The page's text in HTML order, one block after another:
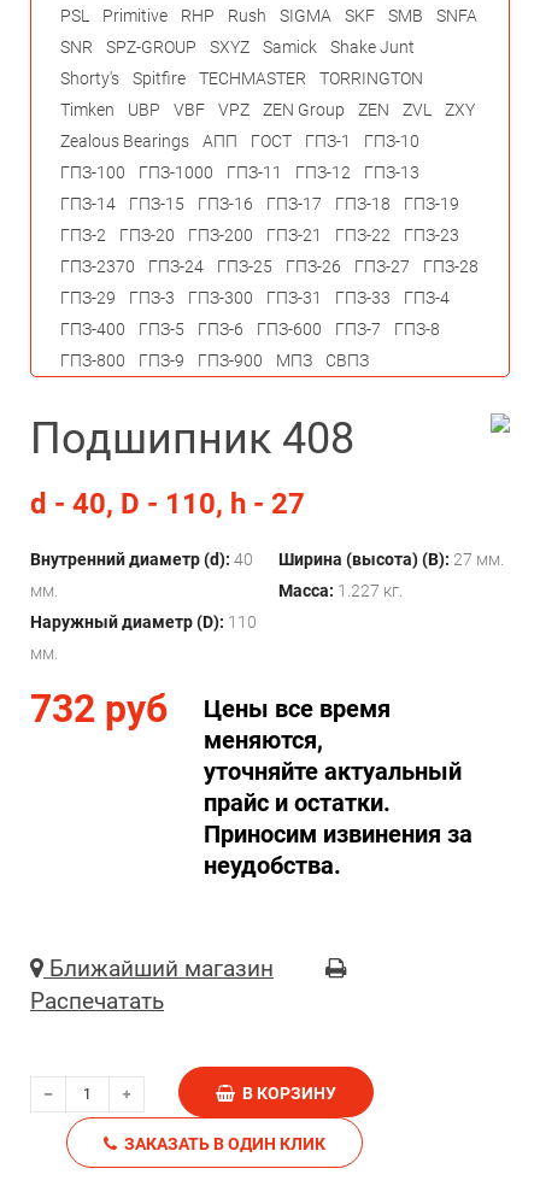
Подшипник 408
d - 40, D - 110, h - 27
Внутренний диаметр (d): 40
мм.
Наружный диаметр (D): 110
мм.
Ширина (высота) (B): 27 мм.
Масса: 1.227 кг.
732 руб
Цены все время
меняются,
уточняйте актуальный
прайс и остатки.
Приносим извинения за
неудобства.
Ближайший магазин
Распечатать
В КОРЗИНУ
ЗАКАЗАТЬ В ОДИН КЛИК
PSL
Primitive RHP Rush SIGMA SKF SMB
SNFA
SNR
SPZ-GROUP SXYZ Samick
Shake Junt
Shorty's
Spitfire TECHMASTER
TORRINGTON
Timken
UBP VBF VPZ ZEN Group ZEN ZVL
ZXY
Zealous Bearings
АПП ГОСТ ГПЗ-1
ГПЗ-10
ГПЗ-100
ГПЗ-1000 ГПЗ-11 ГПЗ-12
ГПЗ-13
ГПЗ-14
ГПЗ-15 ГПЗ-16 ГПЗ-17 ГПЗ-18
ГПЗ-19
ГПЗ-2
ГПЗ-20 ГПЗ-200 ГПЗ-21 ГПЗ-22
ГПЗ-23
ГПЗ-2370
ГПЗ-24 ГПЗ-25 ГПЗ-26 ГПЗ-27
ГПЗ-28
ГПЗ-29
ГПЗ-3 ГПЗ-300 ГПЗ-31 ГПЗ-33
ГПЗ-4
ГПЗ-400
ГПЗ-5 ГПЗ-6 ГПЗ-600 ГПЗ-7
ГПЗ-8
ГПЗ-800
ГПЗ-9 ГПЗ-900 МПЗ СВПЗ